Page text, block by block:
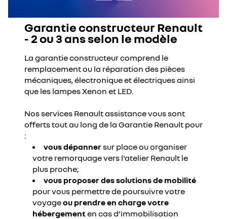
Garantie constructeur Renault
- 2 ou 3 ans selon le modèle
La garantie constructeur comprend le
remplacement ou la réparation des pièces
mécaniques, électronique et électriques ainsi
que les lampes Xenon et LED.
Nos services Renault assistance vous sont
offerts tout au long de la Garantie Renault pour
:
vous dépannersur place ou organiser
votre remorquage vers l'atelier Renault le
plus proche;
vous proposer des solutions de mobilité
pour vous permettre de poursuivre votre
voyageou prendre en charge votre
hébergementen cas d'immobilisation